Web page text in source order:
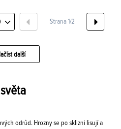
další
Strana 1/2
odrůd. Hrozny se po sklizni lisují a